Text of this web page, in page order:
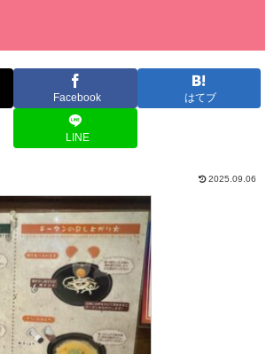
Facebook はてブ
LINE
2025.09.06